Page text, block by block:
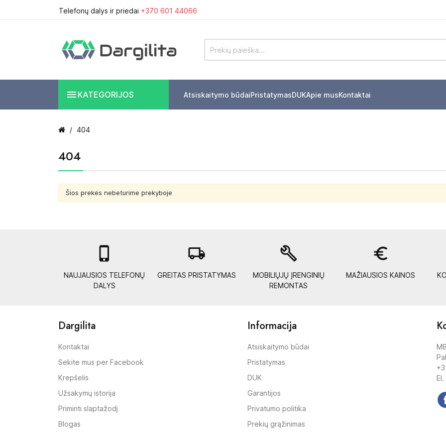
Telefonų dalys ir priedai +370 601 44066
 KATEGORIJOS Atsiskaitymo būdaiPristatymasDUKApie musKontaktai
404
404
Šios prekės nebeturime prekyboje

NAUJAUSIOS TELEFONŲ
DALYS
local_shipping
GREITAS PRISTATYMAS
build
MOBILIŲJŲ ĮRENGINIŲ
REMONTAS
euro_symbol
MAŽIAUSIOS KAINOS
Dargilita
Kontaktai
Sekite mus per Facebook
Krepšelis
Užsakymų istorija
Priminti slaptažodį
Blogas
Informacija
Atsiskaitymo būdai
Pristatymas
DUK
Garantijos
Privatumo politika
Prekių grąžinimas